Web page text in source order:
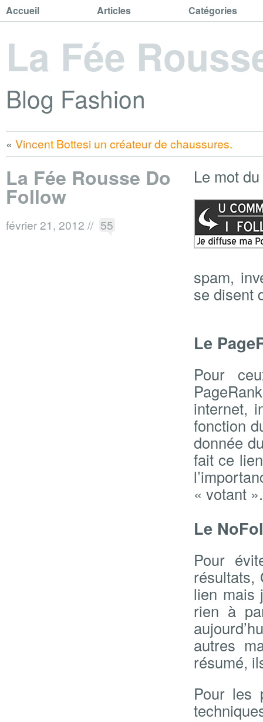
Accueil Articles Catégories
La Fée
Blog Fashion
« Vincent Bottesi un créateur de chaussures.
La Fée Rousse Do
Follow
février 21, 2012 // 55
Le mot
spam,
se disent
Le
Pour
internet,
fonction
donnée
fait ce
« votant ».
Le
Pour
résultats,
lien mais
rien à
autres
résumé,
Pour